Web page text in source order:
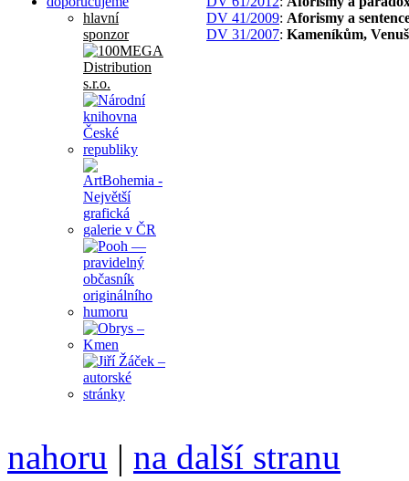
hlavní
sponzor
DV 41/2009: Aforismy a
DV 31/2007: Kameníkům,
nahoru | na další stranu